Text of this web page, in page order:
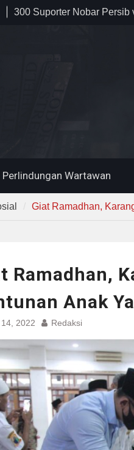
Mania —
Wartawan
Giat Ramadhan,
Ramadhan,
Anak
2022 Redaksi